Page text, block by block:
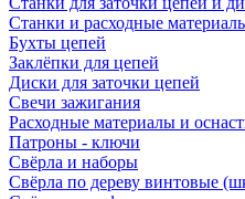
Станки и расходные
Бухты цепей
Заклёпки для цепей
Диски для заточки цепей
Свечи зажигания
Расходные материалы и
Патроны - ключи
Свёрла и наборы
Свёрла по дереву винтовые